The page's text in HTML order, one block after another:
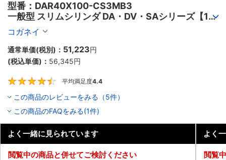
型番：DAR40X100-CS3MB3
一般型 スリムシリンダ DA・DV・SAシリーズ【1～
10個入り】
コガネイ
通常単価(税別)： 51,223円
(税込単価)： 56,345円
平均満足度4.4
この商品のレビューをみる（5件）
この商品のFAQをみる(1件)
よく一緒に見られています
閲覧中の商品と併せてご検討ください
よく
閲覧